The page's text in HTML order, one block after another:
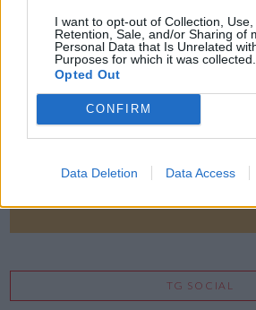
I want to opt-out of Collection, Use,
Retention, Sale, and/or Sharing of
Personal Data that Is Unrelated
Purposes for which it was collected.
Opted Out
CONFIRM
Data Deletion Data Access
TG SOCIAL